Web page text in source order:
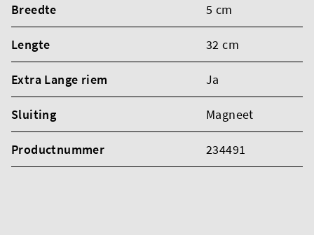
Breedte 5 cm
Lengte 32 cm
Extra Lange riem Ja
Sluiting Magneet
Productnummer 234491